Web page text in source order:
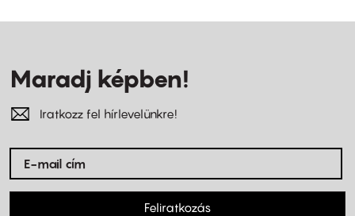
Maradj képben!
Iratkozz fel hírlevelünkre!
Feliratkozás